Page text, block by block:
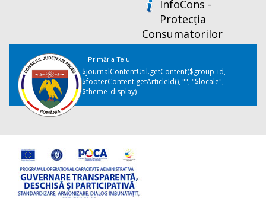
InfoCons -
Protecția
Consumatorilor
Primăria Teiu
$journalContentUtil.getContent($group_id,
$footerContent.getArticleId(), "", "$locale",
$theme_display)